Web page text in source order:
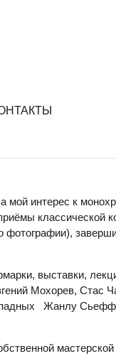
мой интерес к
классической
фотографии),
выставки,
Мохорев, Стас
западных Жанлу